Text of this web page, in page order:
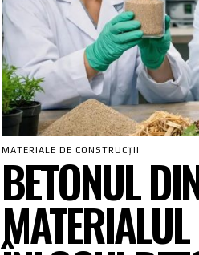
MATERIALE DE CONSTRUCȚII
BETONUL